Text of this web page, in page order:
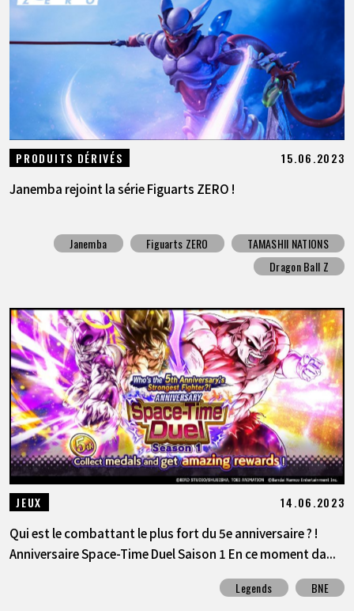
PRODUITS DÉRIVÉS 15.06.2023
Janemba rejoint la série Figuarts ZERO !
Janemba Figuarts ZERO
TAMASHII NATIONS
Dragon Ball Z
JEUX 14.06.2023
Qui est le combattant le plus fort du 5e anniversaire ? !
Anniversaire Space-Time Duel Saison 1 En ce moment da...
Legends BNE